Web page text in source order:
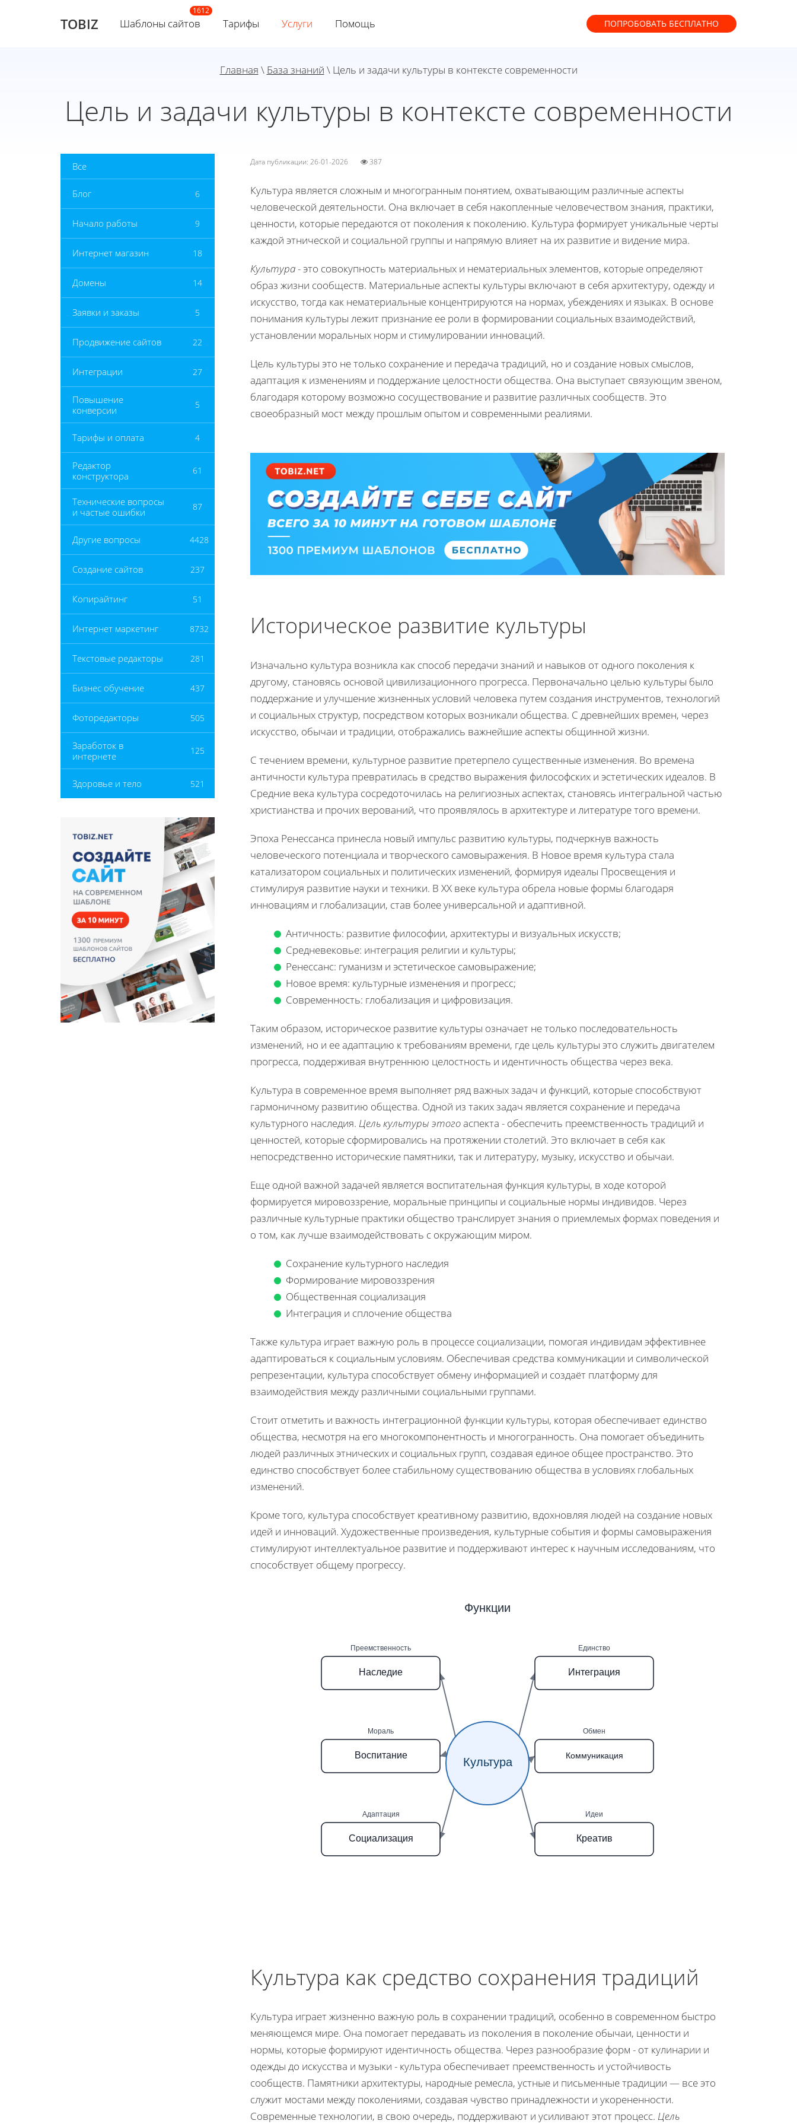
TOBIZ Шаблоны сайтов Тарифы Услуги Помощь ПОПРОБОВАТЬ БЕСПЛАТНО
Главная \ База знаний \ Цель и задачи культуры в контексте современности
Цель и задачи культуры в контексте современности
Все
Блог 6
Начало работы 9
Интернет магазин 18
Домены 14
Заявки и заказы 5
Продвижение сайтов 22
Интеграции 27
Повышение
конверсии
5
Тарифы и оплата 4
Редактор
конструктора
61
Технические вопросы
и частые ошибки
87
Другие вопросы 4428
Создание сайтов 237
Копирайтинг 51
Интернет маркетинг 8732
Текстовые редакторы 281
Бизнес обучение 437
Фоторедакторы 505
Заработок в
интернете
125
Здоровье и тело 521
Дата публикации: 26-01-2026 387
Культура является сложным и многогранным понятием, охватывающим различные аспекты
человеческой деятельности. Она включает в себя накопленные человечеством знания, практики,
ценности, которые передаются от поколения к поколению. Культура формирует уникальные черты
каждой этнической и социальной группы и напрямую влияет на их развитие и видение мира.
Культура- это совокупность материальных и нематериальных элементов, которые определяют
образ жизни сообществ. Материальные аспекты культуры включают в себя архитектуру, одежду и
искусство, тогда как нематериальные концентрируются на нормах, убеждениях и языках. В основе
понимания культуры лежит признание ее роли в формировании социальных взаимодействий,
установлении моральных норм и стимулировании инноваций.
Цель культуры это не только сохранение и передача традиций, но и создание новых смыслов,
адаптация к изменениям и поддержание целостности общества. Она выступает связующим звеном,
благодаря которому возможно сосуществование и развитие различных сообществ. Это
своеобразный мост между прошлым опытом и современными реалиями.
Историческое развитие культуры
Изначально культура возникла как способ передачи знаний и навыков от одного поколения к
другому, становясь основой цивилизационного прогресса. Первоначально целью культуры было
поддержание и улучшение жизненных условий человека путем создания инструментов, технологий
и социальных структур, посредством которых возникали общества. С древнейших времен, через
искусство, обычаи и традиции, отображались важнейшие аспекты общинной жизни.
С течением времени, культурное развитие претерпело существенные изменения. Во времена
античности культура превратилась в средство выражения философских и эстетических идеалов. В
Средние века культура сосредоточилась на религиозных аспектах, становясь интегральной частью
христианства и прочих верований, что проявлялось в архитектуре и литературе того времени.
Эпоха Ренессанса принесла новый импульс развитию культуры, подчеркнув важность
человеческого потенциала и творческого самовыражения. В Новое время культура стала
катализатором социальных и политических изменений, формируя идеалы Просвещения и
стимулируя развитие науки и техники. В XX веке культура обрела новые формы благодаря
инновациям и глобализации, став более универсальной и адаптивной.
Античность: развитие философии, архитектуры и визуальных искусств;
Средневековье: интеграция религии и культуры;
Ренессанс: гуманизм и эстетическое самовыражение;
Новое время: культурные изменения и прогресс;
Современность: глобализация и цифровизация.
Таким образом, историческое развитие культуры означает не только последовательность
изменений, но и ее адаптацию к требованиям времени, где цель культуры это служить двигателем
прогресса, поддерживая внутреннюю целостность и идентичность общества через века.
Культура в современное время выполняет ряд важных задач и функций, которые способствуют
гармоничному развитию общества. Одной из таких задач является сохранение и передача
культурного наследия. Цель культуры этогоаспекта - обеспечить преемственность традиций и
ценностей, которые сформировались на протяжении столетий. Это включает в себя как
непосредственно исторические памятники, так и литературу, музыку, искусство и обычаи.
Еще одной важной задачей является воспитательная функция культуры, в ходе которой
формируется мировоззрение, моральные принципы и социальные нормы индивидов. Через
различные культурные практики общество транслирует знания о приемлемых формах поведения и
о том, как лучше взаимодействовать с окружающим миром.
Сохранение культурного наследия
Формирование мировоззрения
Общественная социализация
Интеграция и сплочение общества
Также культура играет важную роль в процессе социализации, помогая индивидам эффективнее
адаптироваться к социальным условиям. Обеспечивая средства коммуникации и символической
репрезентации, культура способствует обмену информацией и создаёт платформу для
взаимодействия между различными социальными группами.
Стоит отметить и важность интеграционной функции культуры, которая обеспечивает единство
общества, несмотря на его многокомпонентность и многогранность. Она помогает объединить
людей различных этнических и социальных групп, создавая единое общее пространство. Это
единство способствует более стабильному существованию общества в условиях глобальных
изменений.
Кроме того, культура способствует креативному развитию, вдохновляя людей на создание новых
идей и инноваций. Художественные произведения, культурные события и формы самовыражения
стимулируют интеллектуальное развитие и поддерживают интерес к научным исследованиям, что
способствует общему прогрессу.
Функции
Наследие
Воспитание
Социализация
Интеграция
Коммуникация
Креатив
Культура
Преемственность
Мораль
Адаптация
Единство
Обмен
Идеи
Культура как средство сохранения традиций
Культура играет жизненно важную роль в сохранении традиций, особенно в современном быстро
меняющемся мире. Она помогает передавать из поколения в поколение обычаи, ценности и
нормы, которые формируют идентичность общества. Через разнообразие форм - от кулинарии и
одежды до искусства и музыки - культура обеспечивает преемственность и устойчивость
сообществ. Памятники архитектуры, народные ремесла, устные и письменные традиции — все это
служит мостами между поколениями, создавая чувство принадлежности и укорененности.
Современные технологии, в свою очередь, поддерживают и усиливают этот процесс. Цель